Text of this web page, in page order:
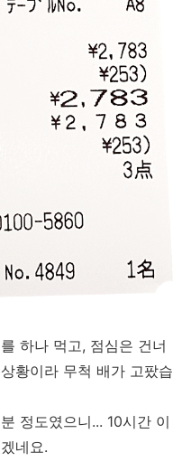
하나 먹고, 점심은 건너
황이라 무척 배가 고팠습
정도였으니... 10시간 이
네요.